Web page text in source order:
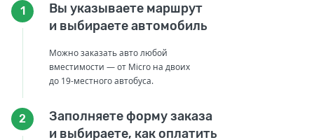
1
Вы указываете маршрут
и выбираете автомобиль
Можно заказать авто любой
вместимости — от Micro на двоих
до 19-местного автобуса.
2
Заполняете форму заказа
и выбираете, как оплатить